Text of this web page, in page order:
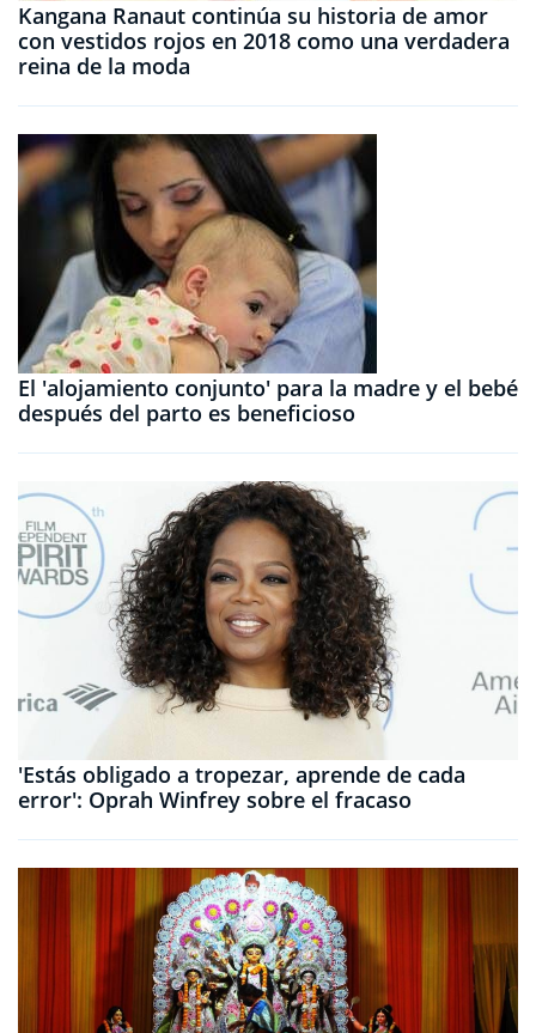
Kangana Ranaut continúa su historia de amor
con vestidos rojos en 2018 como una verdadera
reina de la moda
El 'alojamiento conjunto' para la madre y el bebé
después del parto es beneficioso
'Estás obligado a tropezar, aprende de cada
error': Oprah Winfrey sobre el fracaso